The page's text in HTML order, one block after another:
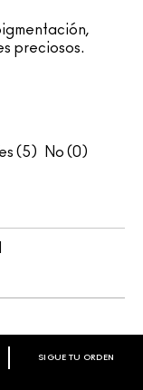
preciosos.
5 0
SIGUE TU ORDEN